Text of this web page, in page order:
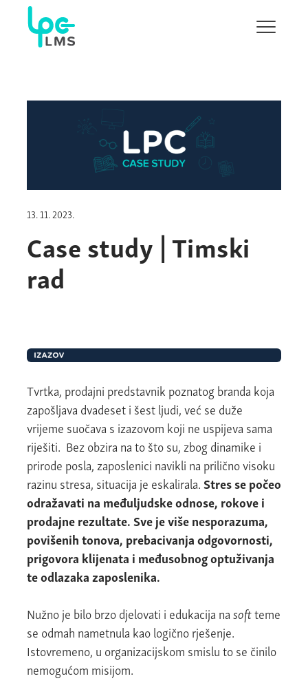
Pokaži/
13. 11. 2023.
Case study | Timski
rad
Tvrtka, prodajni predstavnik poznatog branda koja
zapošljava dvadeset i šest ljudi, već se duže
vrijeme suočava s izazovom koji ne uspijeva sama
riješiti. Bez obzira na to što su, zbog dinamike i
prirode posla, zaposlenici navikli na prilično visoku
razinu stresa, situacija je eskalirala.Stres se počeo
odražavati na međuljudske odnose, rokove i
prodajne rezultate.Sve je više nesporazuma,
povišenih tonova, prebacivanja odgovornosti,
prigovora klijenata i međusobnog optuživanja
te odlazaka zaposlenika.
Nužno je bilo brzo djelovati i edukacija nasoftteme
se odmah nametnula kao logično rješenje.
Istovremeno, u organizacijskom smislu to se činilo
nemogućom misijom.